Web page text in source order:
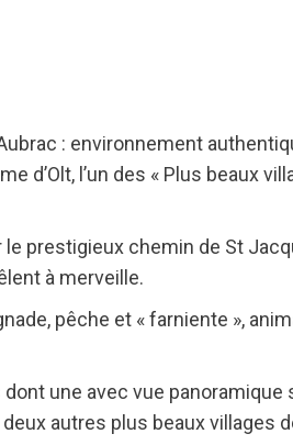
: environnement
d’Olt, l’un des « Plus beaux
prestigieux chemin de St
à merveille.
pêche et « farniente »,
une avec vue
autres plus beaux villages